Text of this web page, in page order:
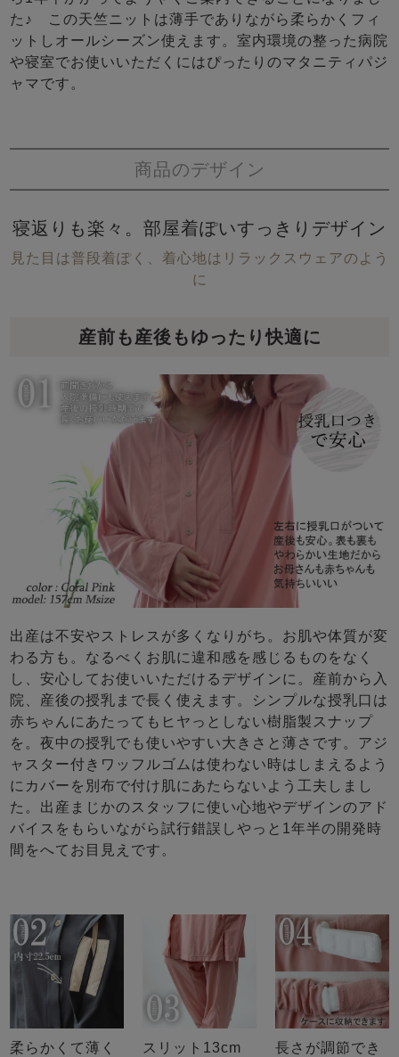
た♪ この天竺ニットは薄手でありながら柔らかくフィ
ットしオールシーズン使えます。室内環境の整った病院
や寝室でお使いいただくにはぴったりのマタニティパジ
ャマです。
商品のデザイン
寝返りも楽々。部屋着ぽいすっきりデザイン
見た目は普段着ぽく、着心地はリラックスウェアのよう
に
産前も産後もゆったり快適に
出産は不安やストレスが多くなりがち。お肌や体質が変
わる方も。なるべくお肌に違和感を感じるものをなく
し、安心してお使いいただけるデザインに。産前から入
院、産後の授乳まで長く使えます。シンプルな授乳口は
赤ちゃんにあたってもヒヤっとしない樹脂製スナップ
を。夜中の授乳でも使いやすい大きさと薄さです。アジ
ャスター付きワッフルゴムは使わない時はしまえるよう
にカバーを別布で付け肌にあたらないよう工夫しまし
た。出産まじかのスタッフに使い心地やデザインのアド
バイスをもらいながら試行錯誤しやっと1年半の開発時
間をへてお目見えです。
柔らかくて薄く
スリット13cm
長さが調節でき